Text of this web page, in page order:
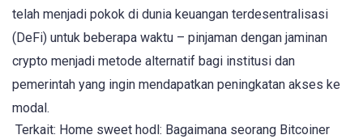
telah menjadi pokok di dunia keuangan terdesentralisasi
(DeFi) untuk beberapa waktu – pinjaman dengan jaminan
crypto menjadi metode alternatif bagi institusi dan
pemerintah yang ingin mendapatkan peningkatan akses ke
modal.
Terkait: Home sweet hodl: Bagaimana seorang Bitcoiner